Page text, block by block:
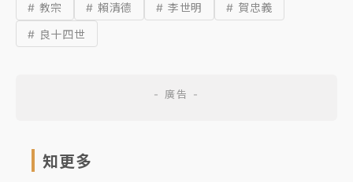
# 教宗
# 賴清德 # 李世明
# 賀忠義
# 良十四世
知更多